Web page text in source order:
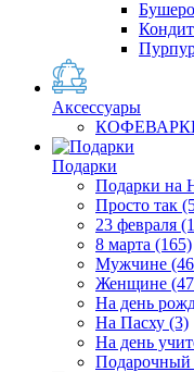
Аксессуары
Подарки
Подарки на
Просто так
23 февраля
8 марта (165)
Мужчине
Женщине
На день
На Пасху (3)
На день
Подарочный